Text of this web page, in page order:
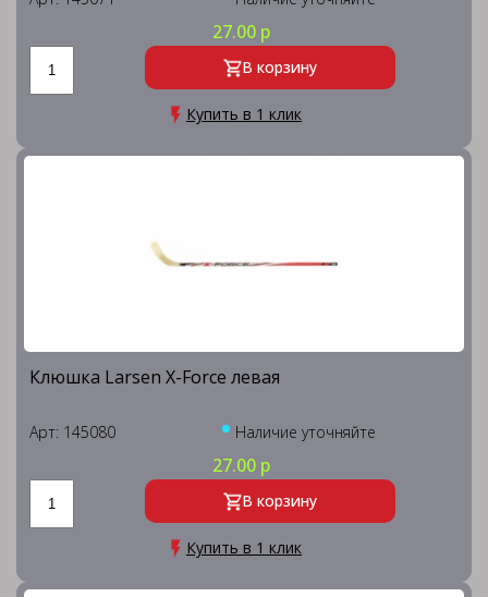
27.00 р
В корзину
Купить в 1 клик
Клюшка Larsen X-Forсe левая
Арт: 145080 Наличие уточняйте
27.00 р
В корзину
Купить в 1 клик